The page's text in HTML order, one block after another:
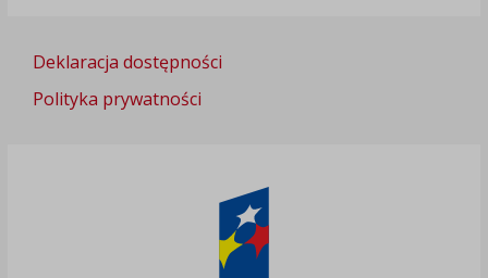
Deklaracja dostępności
Polityka prywatności